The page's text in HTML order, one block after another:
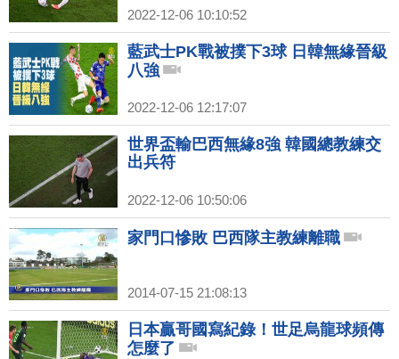
2022-12-06 10:10:52
藍武士PK戰被撲下3球 日韓無緣晉級
八強
2022-12-06 12:17:07
世界盃輸巴西無緣8強 韓國總教練交
出兵符
2022-12-06 10:50:06
家門口慘敗 巴西隊主教練離職
2014-07-15 21:08:13
日本贏哥國寫紀錄！世足烏龍球頻傳
怎麼了